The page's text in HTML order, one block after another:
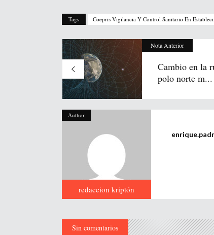
Tags Coepris Vigilancia Y Control Sanitario En
Nota Anterior
Cambio en la
polo norte m...
Author
redaccion kriptón
Sin comentarios